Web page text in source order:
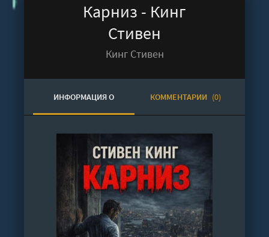
Карниз - Кинг
Стивен
Кинг Стивен
ИНФОРМАЦИЯ О
АУДИОКНИГЕ
КОММЕНТАРИИ (0)